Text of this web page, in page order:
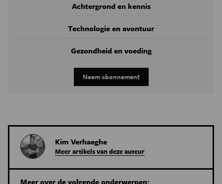
Achtergrond en kennis
Technologie en avontuur
Gezondheid en voeding
Neem abonnement
Kim Verhaeghe
Meer artikels van deze auteur
Meer over de volgende onderwerpen: